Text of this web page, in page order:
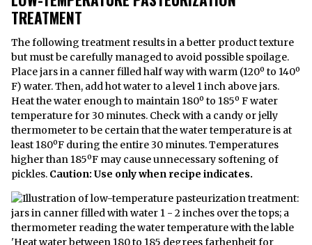
TREATMENT
The following treatment results in a better product texture
but must be carefully managed to avoid possible spoilage.
Place jars in a canner filled half way with warm (120º to 140º
F) water. Then, add hot water to a level 1 inch above jars.
Heat the water enough to maintain 180º to 185º F water
temperature for 30 minutes. Check with a candy or jelly
thermometer to be certain that the water temperature is at
least 180ºF during the entire 30 minutes. Temperatures
higher than 185ºF may cause unnecessary softening of
pickles. Caution: Use only when recipe indicates.